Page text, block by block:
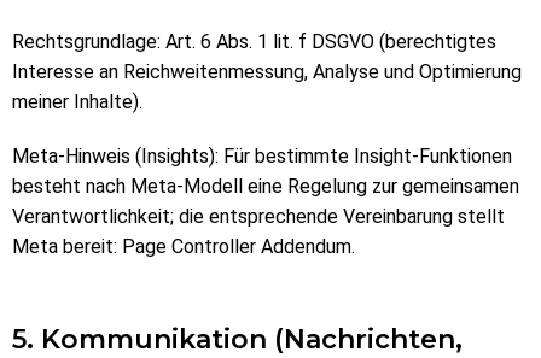
Rechtsgrundlage: Art. 6 Abs. 1 lit. f DSGVO (berechtigtes
Interesse an Reichweitenmessung, Analyse und Optimierung
meiner Inhalte).
Meta-Hinweis (Insights): Für bestimmte Insight-Funktionen
besteht nach Meta-Modell eine Regelung zur gemeinsamen
Verantwortlichkeit; die entsprechende Vereinbarung stellt
Meta bereit: Page Controller Addendum.
5. Kommunikation (Nachrichten,